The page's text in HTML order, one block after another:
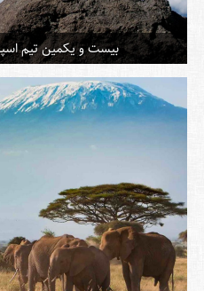
بیست و یکمین تیم